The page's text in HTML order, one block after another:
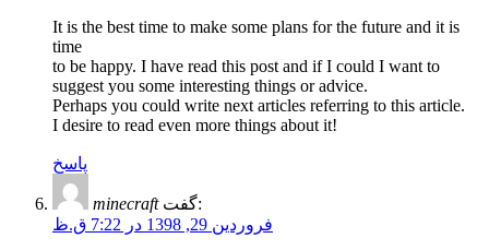
It is the best time to make some plans for the future and it is
time
to be happy. I have read this post and if I could I want to
suggest you some interesting things or advice.
Perhaps you could write next articles referring to this article.
I desire to read even more things about it!
پاسخ
minecraft
گفت:
فروردین 29, 1398 در 7:22 ق.ظ